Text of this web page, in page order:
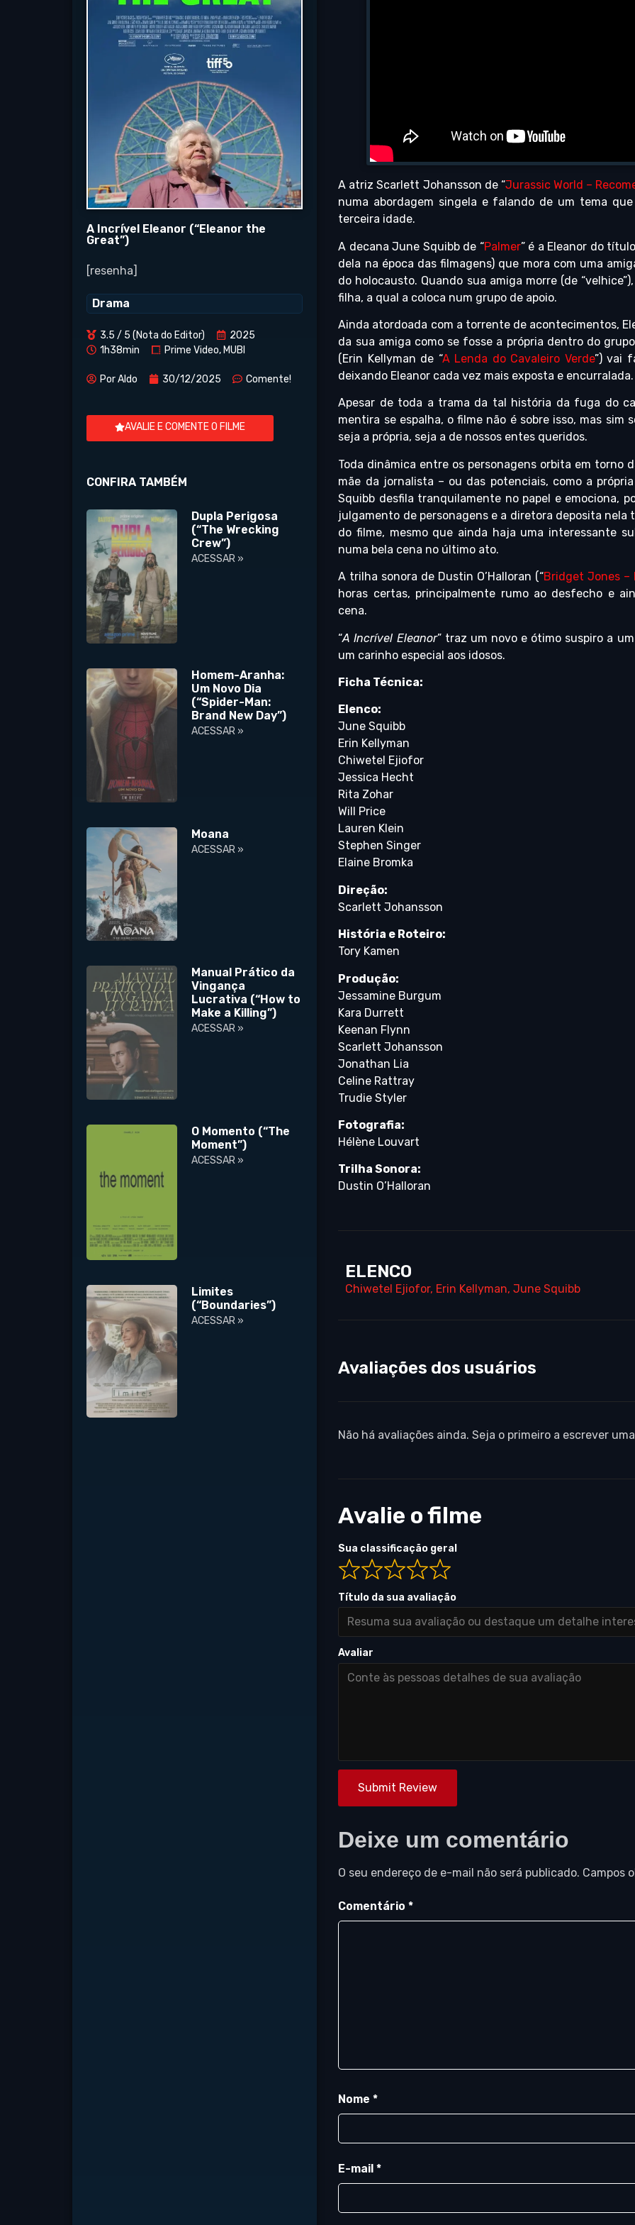
A Incrível Eleanor (“Eleanor the
Great”)
[resenha]
Drama
3.5 / 5 (Nota do Editor)
2025
1h38min
Prime Video, MUBI
PorAldo 30/12/2025 Comente!
AVALIE E COMENTE O FILME
CONFIRA TAMBÉM
Dupla Perigosa
(“The Wrecking
Crew”)
ACESSAR »
Homem-Aranha:
Um Novo Dia
(“Spider-Man:
Brand New Day”)
ACESSAR »
Moana
ACESSAR »
Manual Prático da
Vingança
Lucrativa (“How to
Make a Killing”)
ACESSAR »
O Momento (“The
Moment”)
ACESSAR »
Limites
(“Boundaries”)
ACESSAR »
A atriz Scarlett Johansson de “Jurassic World –
numa abordagem singela e falando de um tema
terceira idade.
A decana June Squibb de “Palmer” é a Eleanor do
dela na época das filmagens) que mora com uma
do holocausto. Quando sua amiga morre (de
filha, a qual a coloca num grupo de apoio.
Ainda atordoada com a torrente de acontecimentos,
da sua amiga como se fosse a própria dentro do
(Erin Kellyman de “A Lenda do Cavaleiro Verde”) vai
deixando Eleanor cada vez mais exposta e encurralada.
Apesar de toda a trama da tal história da fuga do
mentira se espalha, o filme não é sobre isso, mas sim
seja a própria, seja a de nossos entes queridos.
Toda dinâmica entre os personagens orbita em torno
mãe da jornalista – ou das potenciais, como a
Squibb desfila tranquilamente no papel e emociona,
julgamento de personagens e a diretora deposita
do filme, mesmo que ainda haja uma interessante
numa bela cena no último ato.
A trilha sonora de Dustin O’Halloran (“Bridget Jones –
horas certas, principalmente rumo ao desfecho e
cena.
“A Incrível Eleanor” traz um novo e ótimo suspiro a
um carinho especial aos idosos.
Ficha Técnica:
Elenco:
June Squibb
Erin Kellyman
Chiwetel Ejiofor
Jessica Hecht
Rita Zohar
Will Price
Lauren Klein
Stephen Singer
Elaine Bromka
Direção:
Scarlett Johansson
História e Roteiro:
Tory Kamen
Produção:
Jessamine Burgum
Kara Durrett
Keenan Flynn
Scarlett Johansson
Jonathan Lia
Celine Rattray
Trudie Styler
Fotografia:
Hélène Louvart
Trilha Sonora:
Dustin O’Halloran
ELENCO
Chiwetel Ejiofor, Erin Kellyman,June Squibb
Avaliações dos usuários
Não há avaliações ainda. Seja o primeiro a escrever
Avalie o filme
Sua classificação geral
Título da sua avaliação
Avaliar
Submit Review
Deixe um comentário
O seu endereço de e-mail não será publicado. Campos
Comentário*
Nome*
E-mail*